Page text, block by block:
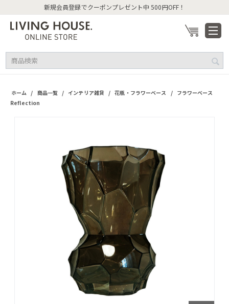
新規会員登録でクーポンプレゼント中 500円OFF！
ホーム / 商品一覧 / インテリア雑貨 / 花瓶・フラワーベース /
フラワーベース
Reflection